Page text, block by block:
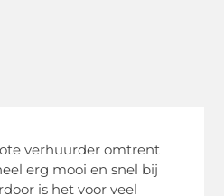
verhuurder omtrent
erg mooi en snel bij
is het voor veel